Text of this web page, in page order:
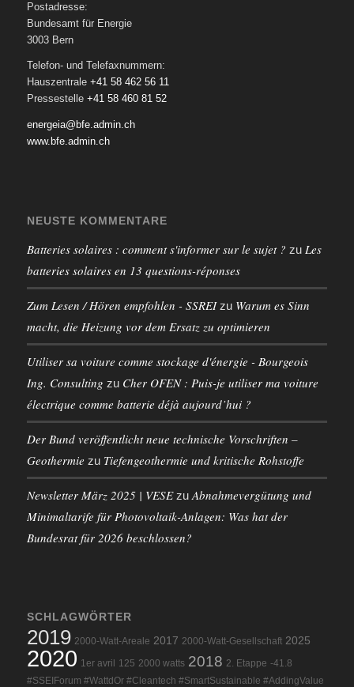
Postadresse:
Bundesamt für Energie
3003 Bern
Telefon- und Telefaxnummern:
Hauszentrale +41 58 462 56 11
Pressestelle +41 58 460 81 52
energeia@bfe.admin.ch
www.bfe.admin.ch
NEUSTE KOMMENTARE
Batteries solaires : comment s'informer sur le sujet ? zu Les
batteries solaires en 13 questions-réponses
Zum Lesen / Hören empfohlen - SSREIzu Warum es Sinn
macht, die Heizung vor dem Ersatz zu optimieren
Utiliser sa voiture comme stockage d'énergie - Bourgeois
Ing. Consulting zu Cher OFEN : Puis-je utiliser ma voiture
électrique comme batterie déjà aujourd’hui ?
Der Bund veröffentlicht neue technische Vorschriften –
Geothermie zu Tiefengeothermie und kritische Rohstoffe
Newsletter März 2025 | VESEzu Abnahmevergütung und
Minimaltarife für Photovoltaik-Anlagen: Was hat der
Bundesrat für 2026 beschlossen?
SCHLAGWÖRTER
2019 2000-Watt-Areale 2017 2000-Watt-Gesellschaft 2025
2020 1er avril 125 2000 watts 2018 2. Etappe -41.8
#SSEIForum #WattdOr #Cleantech #SmartSustainable #AddingValue